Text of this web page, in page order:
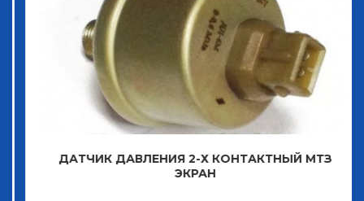
ДАТЧИК ДАВЛЕНИЯ 2-Х КОНТАКТНЫЙ МТЗ
ЭКРАН